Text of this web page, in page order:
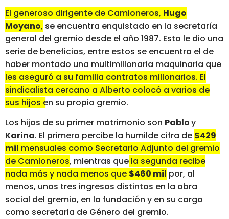
El generoso dirigente de Camioneros, Hugo
Moyano, se encuentra enquistado en la secretaría
general del gremio desde el año 1987. Esto le dio una
serie de beneficios, entre estos se encuentra el de
haber montado una multimillonaria maquinaria que
les aseguró a su familia contratos millonarios. El
sindicalista cercano a Alberto colocó a varios de
sus hijos en su propio gremio.
Los hijos de su primer matrimonio son Pabloy
Karina. El primero percibe la humilde cifra de $429
mil mensuales como Secretario Adjunto del gremio
de Camioneros, mientras que la segunda recibe
nada más y nada menos que $460 mil por, al
menos, unos tres ingresos distintos en la obra
social del gremio, en la fundación y en su cargo
como secretaria de Género del gremio.